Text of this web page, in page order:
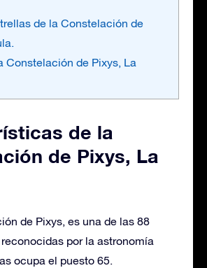
de la Constelación de
Constelación de Pixys, La
de la
de Pixys, La
de Pixys, es una de las 88
por la astronomía
ocupa el puesto 65.